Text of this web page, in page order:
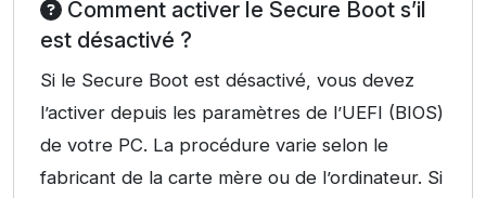
Comment activer le Secure Boot s’il
est désactivé ?
Si le Secure Boot est désactivé, vous devez
l’activer depuis les paramètres de l’UEFI (BIOS)
de votre PC. La procédure varie selon le
fabricant de la carte mère ou de l’ordinateur. Si